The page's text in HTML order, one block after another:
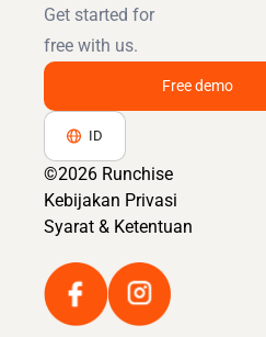
Get started for
free with us.
Free demo
ID
©2026 Runchise
Kebijakan Privasi
Syarat & Ketentuan